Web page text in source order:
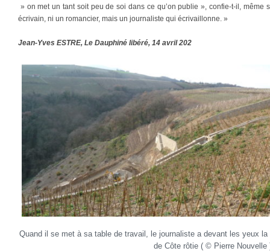
» on met un tant soit peu de soi dans ce qu’on publie », confie-t-il, même
écrivain, ni un romancier, mais un journaliste qui écrivaillonne. »
Jean-Yves ESTRE, Le Dauphiné libéré, 14 avril 202
Quand il se met à sa table de travail, le journaliste a devant les yeux
de Côte rôtie ( © Pierre Nouvelle